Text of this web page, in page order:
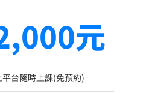
元
台隨時上課(免預約)